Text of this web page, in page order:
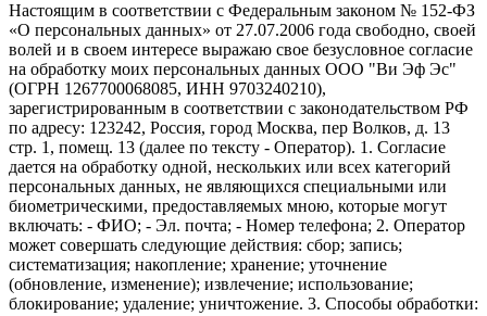
Настоящим в соответствии с Федеральным законом № 152-ФЗ
«О персональных данных» от 27.07.2006 года свободно, своей
волей и в своем интересе выражаю свое безусловное согласие
на обработку моих персональных данных ООО "Ви Эф Эс"
(ОГРН 1267700068085, ИНН 9703240210),
зарегистрированным в соответствии с законодательством РФ
по адресу: 123242, Россия, город Москва, пер Волков, д. 13
стр. 1, помещ. 13 (далее по тексту - Оператор). 1. Согласие
дается на обработку одной, нескольких или всех категорий
персональных данных, не являющихся специальными или
биометрическими, предоставляемых мною, которые могут
включать: - ФИО; - Эл. почта; - Номер телефона; 2. Оператор
может совершать следующие действия: сбор; запись;
систематизация; накопление; хранение; уточнение
(обновление, изменение); извлечение; использование;
блокирование; удаление; уничтожение. 3. Способы обработки: